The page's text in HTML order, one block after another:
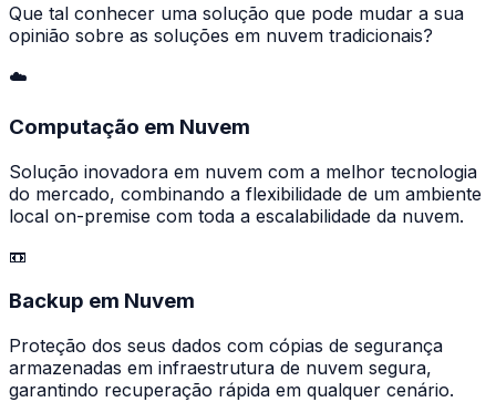
Que tal conhecer uma solução que pode mudar a sua
opinião sobre as soluções em nuvem tradicionais?
☁️
Computação em Nuvem
Solução inovadora em nuvem com a melhor tecnologia
do mercado, combinando a flexibilidade de um ambiente
local on-premise com toda a escalabilidade da nuvem.
📼
Backup em Nuvem
Proteção dos seus dados com cópias de segurança
armazenadas em infraestrutura de nuvem segura,
garantindo recuperação rápida em qualquer cenário.